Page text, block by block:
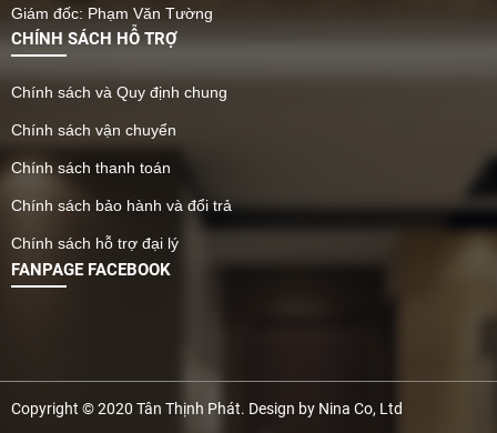
với các mẫu tấm nhựa lỗ
tin cập nhật giá tấm nhựa
Giám đốc: Phạm Văn Tường
CHÍNH SÁCH HỖ TRỢ
Chính sách và Quy định chung
Chính sách vận chuyển
Chính sách thanh toán
Chính sách bảo hành và đổi trả
Chính sách hỗ trợ đại lý
FANPAGE FACEBOOK
Copyright © 2020 Tân Thịnh Phát. Design by Nina Co, Ltd